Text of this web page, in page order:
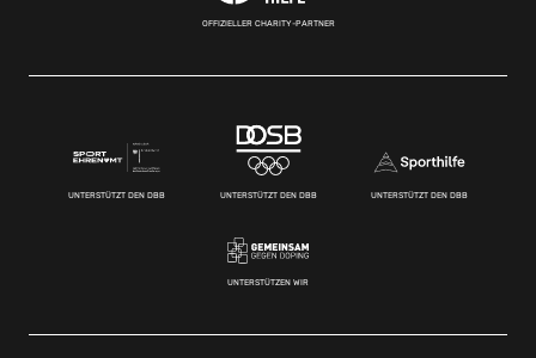
OFFIZIELLER CHARITY-PARTNER
UNTERSTÜTZT DEN DBB UNTERSTÜTZT DEN DBB UNTERSTÜTZT DEN DBB
UNTERSTÜTZEN WIR